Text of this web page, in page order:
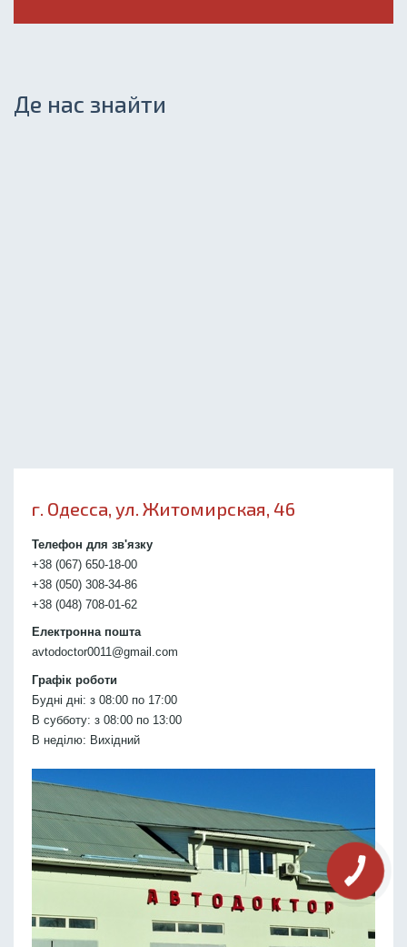
Де нас знайти
г. Одесса, ул. Житомирская, 46
Телефон для зв'язку
+38 (067) 650-18-00
+38 (050) 308-34-86
+38 (048) 708-01-62
Електронна пошта
avtodoctor0011@gmail.com
Графік роботи
Будні дні: з 08:00 по 17:00
В субботу: з 08:00 по 13:00
В неділю: Вихідний